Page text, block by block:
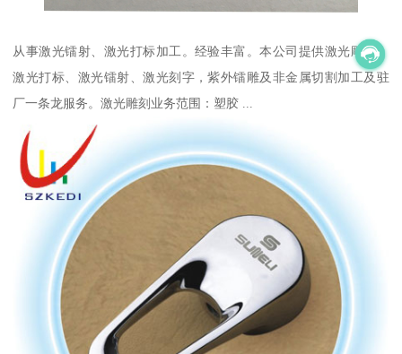
从事激光镭射、激光打标加工。经验丰富。本公司提供激光雕刻、
激光打标、激光镭射、激光刻字，紫外镭雕及非金属切割加工及驻
厂一条龙服务。激光雕刻业务范围：塑胶 ...